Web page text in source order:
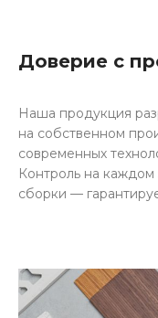
Доверие с
Наша продукция
на собственном
современных
Контроль на
сборки —